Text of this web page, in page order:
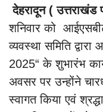
देहरादून ( उत्तराखंड
शनिवार को
व्यवस्था समिति
2025“ के शुभारंभ
अवसर पर उन्होंने
स्वागत किया एवं